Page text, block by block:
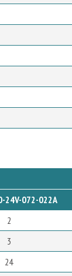
24V-072-022A
2
3
24